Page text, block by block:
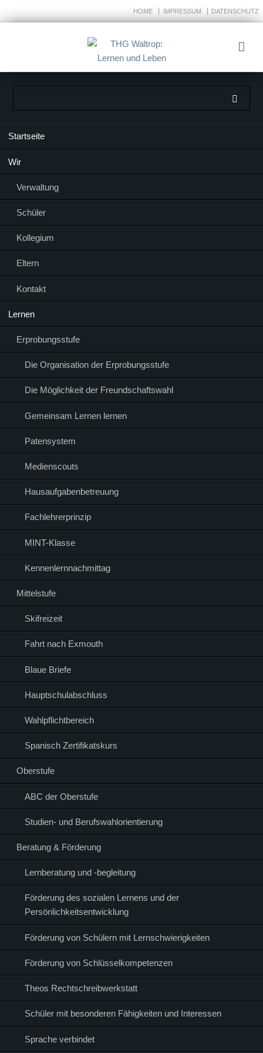
HOME IMPRESSUM DATENSCHUTZ
Startseite
Wir
Verwaltung
Schüler
Kollegium
Eltern
Kontakt
Lernen
Erprobungsstufe
Die Organisation der Erprobungsstufe
Die Möglichkeit der Freundschaftswahl
Gemeinsam Lernen lernen
Patensystem
Medienscouts
Hausaufgabenbetreuung
Fachlehrerprinzip
MINT-Klasse
Kennenlernnachmittag
Mittelstufe
Skifreizeit
Fahrt nach Exmouth
Blaue Briefe
Hauptschulabschluss
Wahlpflichtbereich
Spanisch Zertifikatskurs
Oberstufe
ABC der Oberstufe
Studien- und Berufswahlorientierung
Beratung & Förderung
Lernberatung und -begleitung
Förderung des sozialen Lernens und der
Persönlichkeitsentwicklung
Förderung von Schülern mit Lernschwierigkeiten
Förderung von Schlüsselkompetenzen
Theos Rechtschreibwerkstatt
Schüler mit besonderen Fähigkeiten und Interessen
Sprache verbindet